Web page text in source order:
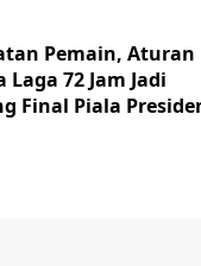
Pemain, Aturan
Laga 72 Jam Jadi
Final Piala